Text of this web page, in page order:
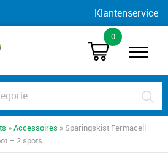
Klantenservice
0
»Accessoires » Sparingskist Fermacell
– 2 spots